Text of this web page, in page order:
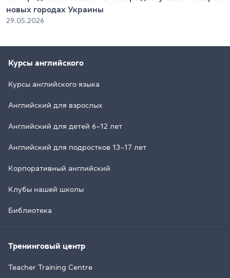
новых городах Украины
29.05.2026
Курсы английского
Курсы английского языка
Английский для взрослых
Английский для детей 6–12 лет
Английский для подростков 13–17 лет
Корпоративный английский
Клубы нашей школы
Библиотека
Тренинговый центр
Teacher Training Centre